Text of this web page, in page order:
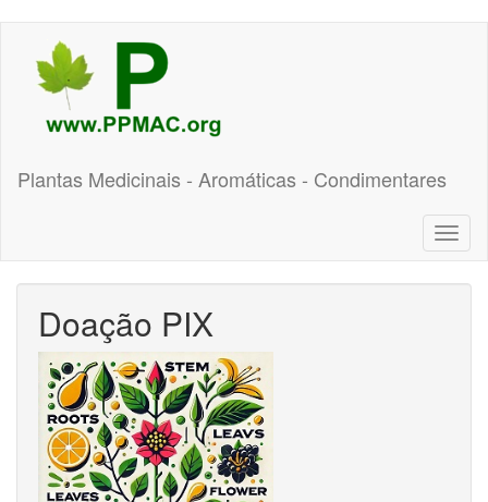
conteúdo
principal
Plantas Medicinais - Aromáticas - Condimentares
Doação PIX